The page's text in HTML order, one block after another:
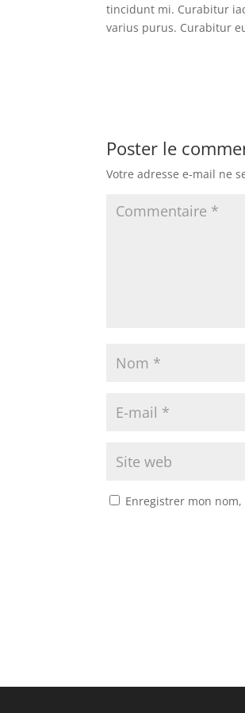
tincidunt mi. Curabitur
varius purus. Curabitur
Poster le
Votre adresse e-mail ne
Enregistrer mon